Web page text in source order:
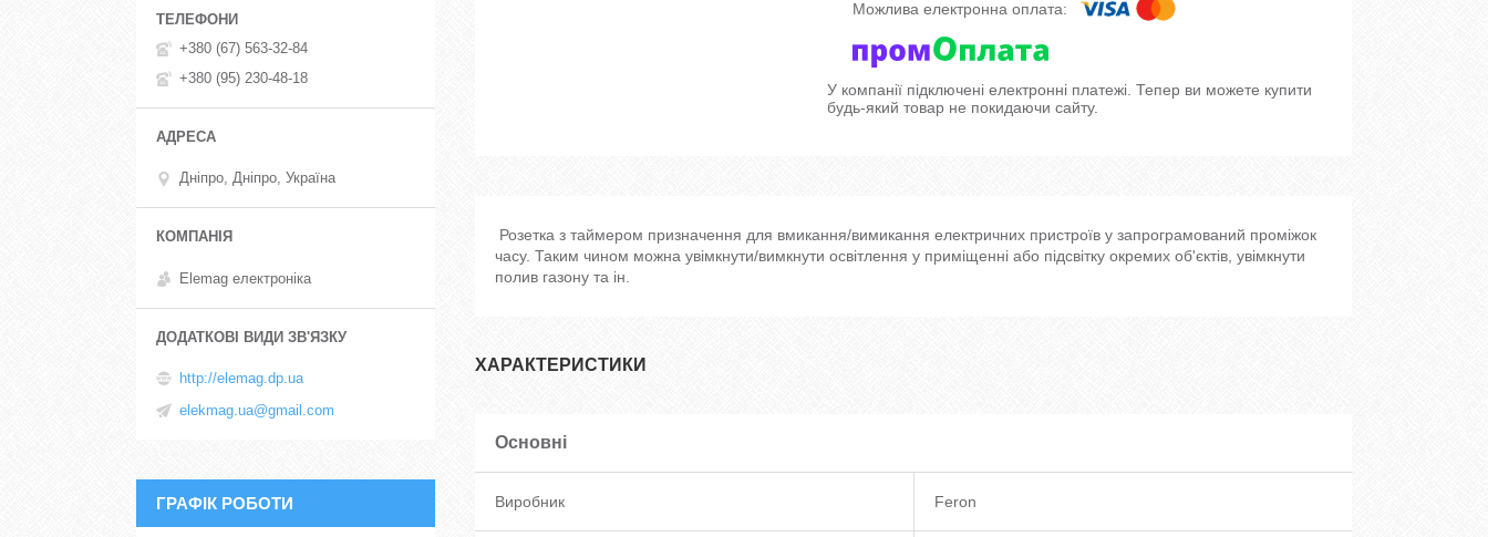
У компанії підключені електронні платежі. Тепер ви можете купити
будь-який товар не покидаючи сайту.
Розетка з таймером призначення для вмикання/вимикання електричних пристроїв у запрограмований проміжок
часу. Таким чином можна увімкнути/вимкнути освітлення у приміщенні або підсвітку окремих об'єктів, увімкнути
полив газону та ін.
ХАРАКТЕРИСТИКИ
Основні
Виробник Feron
+380 (67) 563-32-84
+380 (95) 230-48-18
Дніпро, Дніпро, Україна
Elemag електроніка
http://elemag.dp.ua
elekmag.ua@gmail.com
ГРАФІК РОБОТИ